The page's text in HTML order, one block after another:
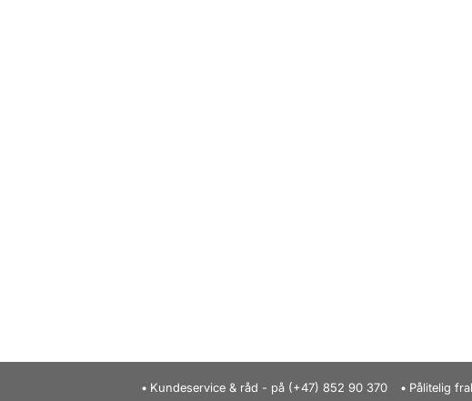
Kundeservice & råd - på (+47) 852 90 370 Pålitelig